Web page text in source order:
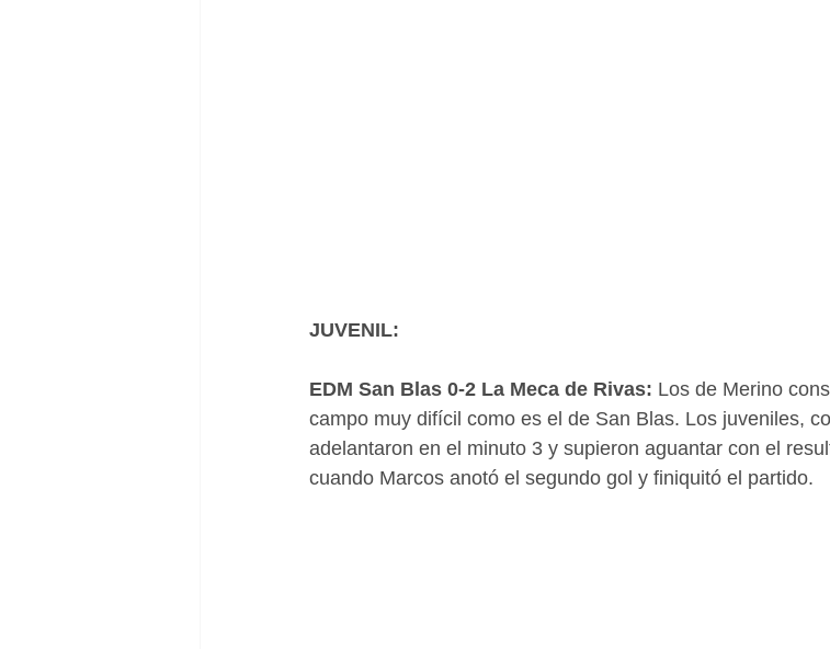
JUVENIL:
EDM San Blas 0-2 La Meca de Rivas: Los de Merino
campo muy difícil como es el de San Blas. Los juveniles,
adelantaron en el minuto 3 y supieron aguantar con el
cuando Marcos anotó el segundo gol y finiquitó el partido.